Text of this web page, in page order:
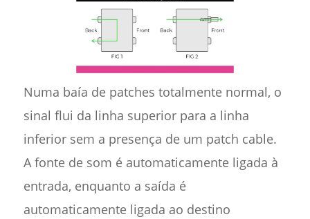
Numa baía de patches totalmente normal, o
sinal flui da linha superior para a linha
inferior sem a presença de um patch cable.
A fonte de som é automaticamente ligada à
entrada, enquanto a saída é
automaticamente ligada ao destino